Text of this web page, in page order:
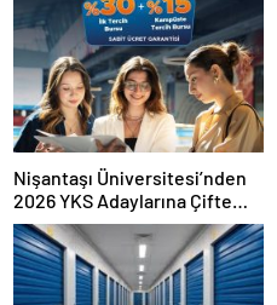
Nişantaşı Üniversitesi’nden
2026 YKS Adaylarına Çifte
Güvence: Sabit Ücret ve
Kesintisiz Burs